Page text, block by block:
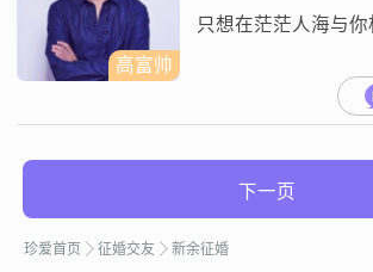
作和生
高富帅
只想在茫茫人海与你
下一页
珍爱首页 征婚交友 新余征婚